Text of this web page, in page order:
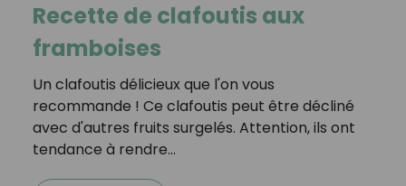
Recette de clafoutis aux
framboises
Un clafoutis délicieux que l'on vous
recommande ! Ce clafoutis peut être décliné
avec d'autres fruits surgelés. Attention, ils ont
tendance à rendre…